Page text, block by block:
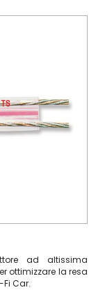
ad altissima
ottimizzare la resa
Car.